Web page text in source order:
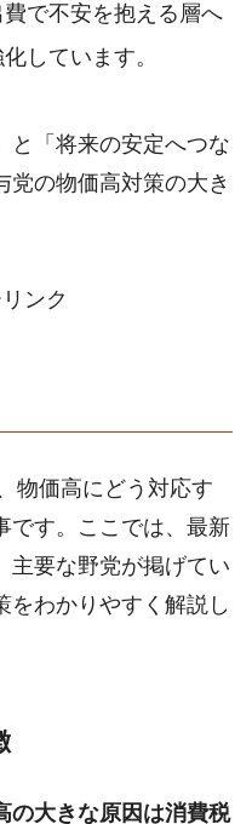
で不安を抱える層へ
しています。
と「将来の安定へつな
党の物価高対策の大き
ンク
物価高にどう対応す
です。ここでは、最新
主要な野党が掲げてい
をわかりやすく解説し
の大きな原因は消費税